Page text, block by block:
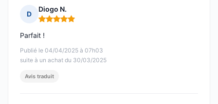
D
Diogo N.
Note : 5 sur 5
Publié le 04/04/2025 à 07h03
suite à un achat du 30/03/2025
Parfait !
Avis traduit